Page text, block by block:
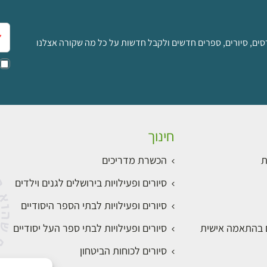
סיורים, ספרים חדשים ולקבל חדשות על כל מה שקורה אצלנו
בהתאמה אישית
חינוך
הכשרת מדריכים
סיורים ופעילויות בירושלים לגנים וילדים
סיורים ופעילויות לבתי הספר היסודיים
סיורים ופעילויות לבתי ספר העל יסודיים
סיורים לכוחות הביטחון